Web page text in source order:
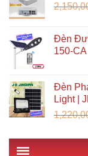
Đèn
150-CA
Đèn
Light |